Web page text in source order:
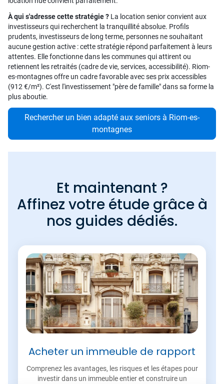
À qui s'adresse cette stratégie ? La location senior convient aux
investisseurs qui recherchent la tranquillité absolue. Profils
prudents, investisseurs de long terme, personnes ne souhaitant
aucune gestion active : cette stratégie répond parfaitement à leurs
attentes. Elle fonctionne dans les communes qui attirent ou
retiennent les retraités (cadre de vie, services, accessibilité). Riom-
es-montagnes offre un cadre favorable avec ses prix accessibles
(912 €/m²). C'est l'investissement "père de famille" dans sa forme la
plus aboutie.
Rechercher un bien adapté aux seniors à Riom-es-
montagnes
Et maintenant ?
Affinez votre étude grâce à
nos guides dédiés.
Acheter un immeuble de rapport
Comprenez les avantages, les risques et les étapes pour
investir dans un immeuble entier et construire un